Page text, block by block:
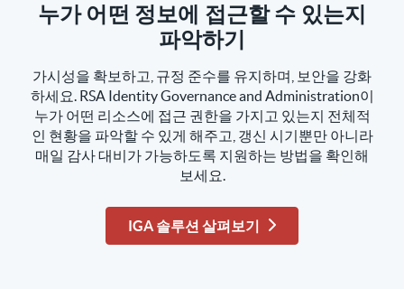
누가 어떤 정보에 접근할 수 있는지
파악하기
가시성을 확보하고, 규정 준수를 유지하며, 보안을 강화
하세요. RSA Identity Governance and Administration이
누가 어떤 리소스에 접근 권한을 가지고 있는지 전체적
인 현황을 파악할 수 있게 해주고, 갱신 시기뿐만 아니라
매일 감사 대비가 가능하도록 지원하는 방법을 확인해
보세요.
IGA 솔루션 살펴보기